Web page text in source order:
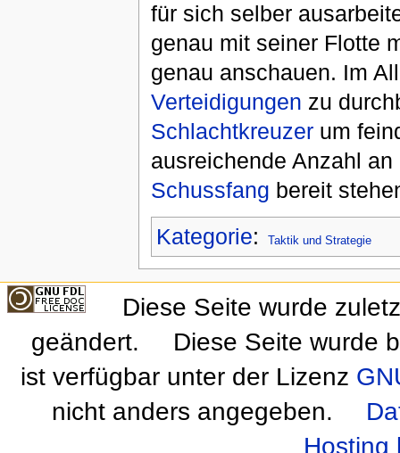
für sich selber
genau mit seiner Flotte
genau anschauen. Im
Verteidigungen zu
Schlachtkreuzerum
ausreichende Anzahl an
Schussfang bereit
Kategorie: Taktik und Strategie
Diese Seite wurde
geändert.
Diese Seite wurde
ist verfügbar unter der Lizenz
nicht anders angegeben.
Hosting